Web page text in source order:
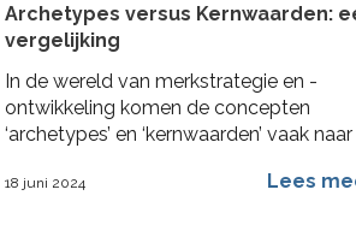
Archetypes versus Kernwaarden:
vergelijking
In de wereld van merkstrategie en -
ontwikkeling komen de concepten
‘archetypes’ en ‘kernwaarden’ vaak naar
vormgeven van een merkidentiteit,
18 juni 2024 Lees